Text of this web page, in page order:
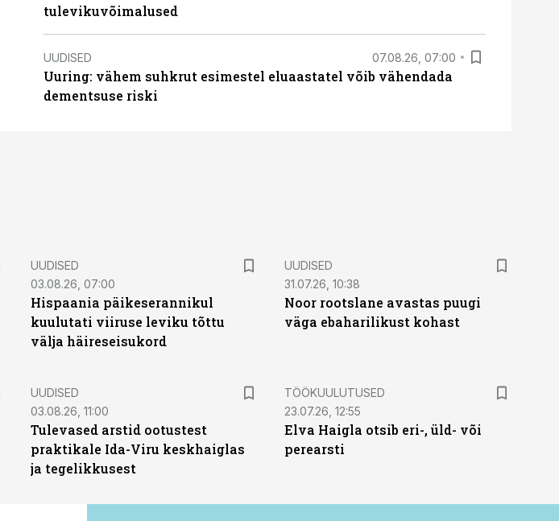
tulevikuvõimalused
UUDISED 07.08.26, 07:00
Uuring: vähem suhkrut esimestel eluaastatel võib vähendada
dementsuse riski
UUDISED
03.08.26, 07:00
Hispaania päikeserannikul
kuulutati viiruse leviku tõttu
välja häireseisukord
UUDISED
31.07.26, 10:38
Noor rootslane avastas puugi
väga ebaharilikust kohast
UUDISED
03.08.26, 11:00
Tulevased arstid ootustest
praktikale Ida-Viru keskhaiglas
ja tegelikkusest
ST
TÖÖKUULUTUSED
23.07.26, 12:55
Elva Haigla otsib eri-, üld- või
perearsti